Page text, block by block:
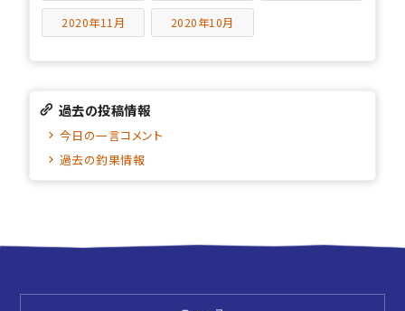
2020年11月 2020年10月
過去の投稿情報
今日の一言コメント
過去の釣果情報